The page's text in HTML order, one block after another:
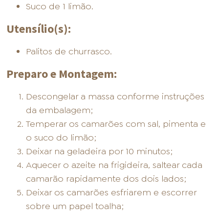
Suco de 1 limão.
Utensílio(s):
Palitos de churrasco.
Preparo e Montagem:
Descongelar a massa conforme instruções
da embalagem;
Temperar os camarões com sal, pimenta e
o suco do limão;
Deixar na geladeira por 10 minutos;
Aquecer o azeite na frigideira, saltear cada
camarão rapidamente dos dois lados;
Deixar os camarões esfriarem e escorrer
sobre um papel toalha;